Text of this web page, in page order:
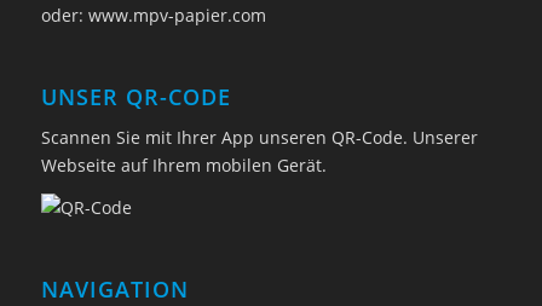
oder: www.mpv-papier.com
UNSER QR-CODE
Scannen Sie mit Ihrer App unseren QR-Code. Unserer
Webseite auf Ihrem mobilen Gerät.
NAVIGATION